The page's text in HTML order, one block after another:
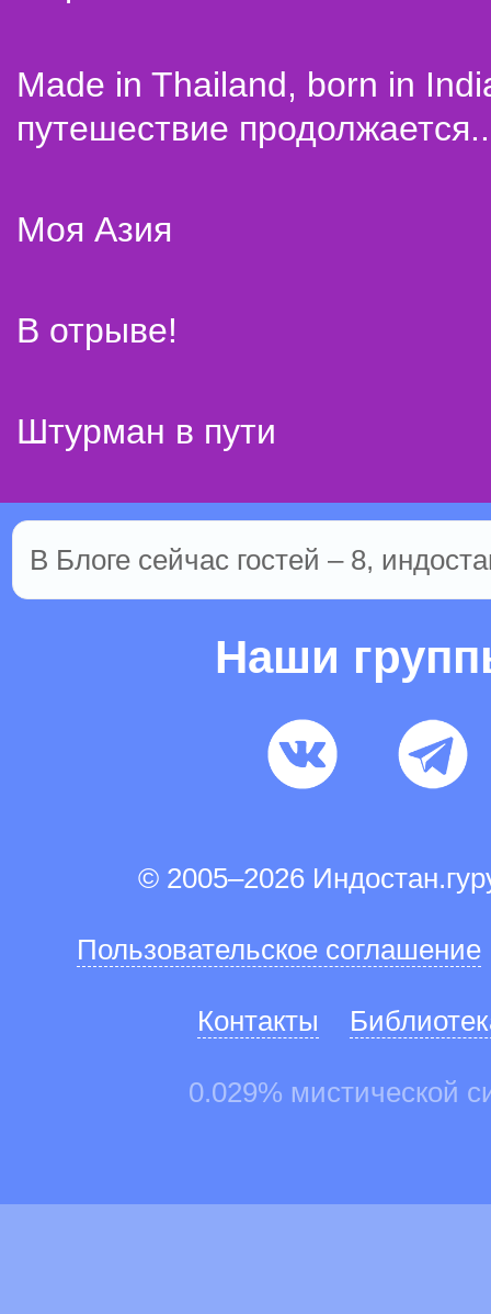
Made in Thailand, born in
путешествие
Моя Азия
В отрыве!
Штурман в пути
В Блоге сейчас гостей – 8,
Наши
© 2005–2026
Пользовательское соглашение
Контакты
0.029% мистической